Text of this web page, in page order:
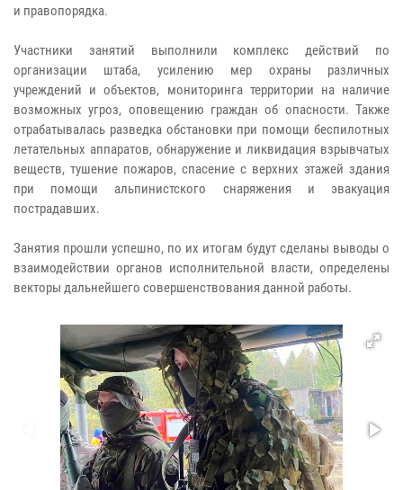
и правопорядка.
Участники занятий выполнили комплекс действий по
организации штаба, усилению мер охраны различных
учреждений и объектов, мониторинга территории на наличие
возможных угроз, оповещению граждан об опасности. Также
отрабатывалась разведка обстановки при помощи беспилотных
летательных аппаратов, обнаружение и ликвидация взрывчатых
веществ, тушение пожаров, спасение с верхних этажей здания
при помощи альпинистского снаряжения и эвакуация
пострадавших.
Занятия прошли успешно, по их итогам будут сделаны выводы о
взаимодействии органов исполнительной власти, определены
векторы дальнейшего совершенствования данной работы.​​​​​​​